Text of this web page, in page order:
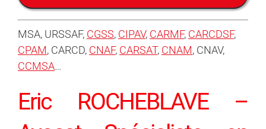
MSA, URSSAF, CGSS, CIPAV, CARMF, CARCDSF,
CPAM, CARCD, CNAF, CARSAT, CNAM, CNAV,
CCMSA…
Eric ROCHEBLAVE –